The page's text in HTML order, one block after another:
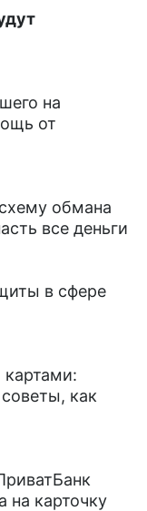
на
от
обмана
все деньги
в сфере
как
на карточку